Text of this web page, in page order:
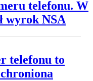
telefonu. W
wyrok NSA
telefonu to